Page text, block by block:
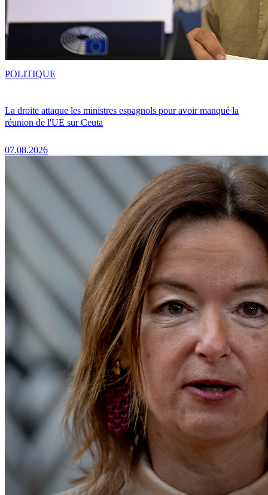
La droite attaque les ministres espagnols pour avoir manqué la
réunion de l'UE sur Ceuta
07.08.2026
POLITIQUE